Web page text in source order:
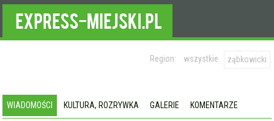
Region: wszystkie ząbkowicki
WIADOMOŚCI KULTURA, ROZRYWKA GALERIE KOMENTARZE